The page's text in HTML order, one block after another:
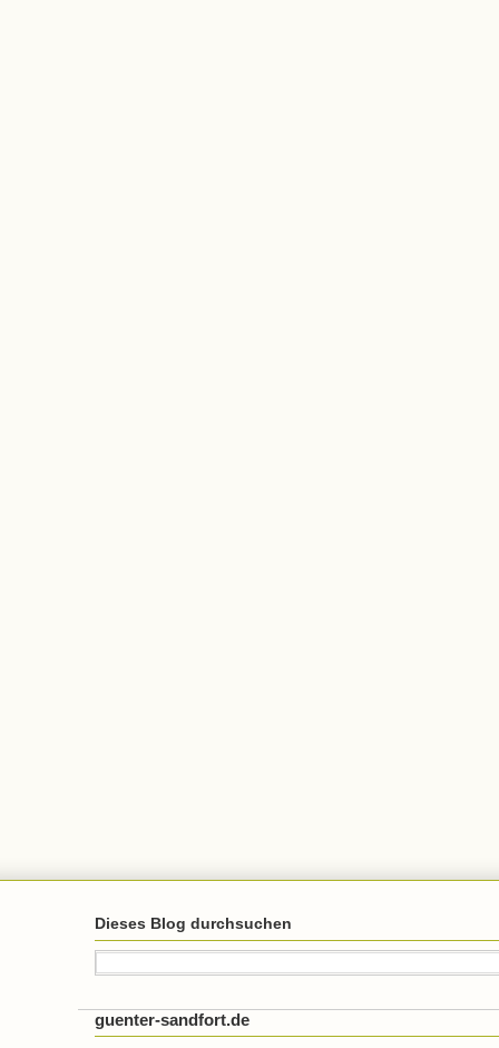
Dieses Blog durchsuchen
guenter-sandfort.de